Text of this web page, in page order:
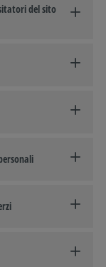
del sito